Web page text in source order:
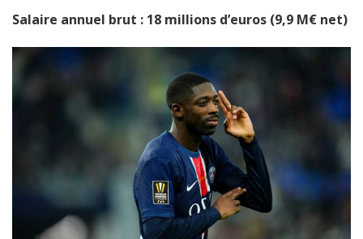
Salaire annuel brut : 18 millions d’euros (9,9 M€ net)